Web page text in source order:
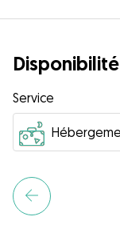
Disponibilité
Service